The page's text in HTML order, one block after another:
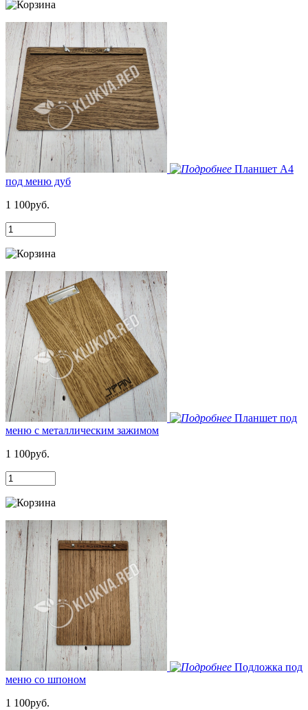
Планшет А4
под меню дуб
1 100руб.
Планшет под
меню с металлическим зажимом
1 100руб.
Подложка под
меню со шпоном
1 100руб.